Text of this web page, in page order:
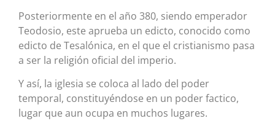
Posteriormente en el año 380, siendo emperador
Teodosio, este aprueba un edicto, conocido como
edicto de Tesalónica, en el que el cristianismo pasa
a ser la religión oficial del imperio.
Y así, la iglesia se coloca al lado del poder
temporal, constituyéndose en un poder factico,
lugar que aun ocupa en muchos lugares.